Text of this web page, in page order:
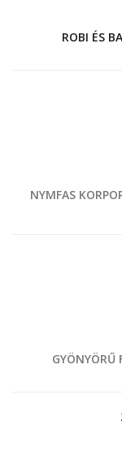
ROBI ÉS
NYMFAS
GYÖNYÖRŰ